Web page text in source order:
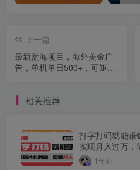
上一篇
最新蓝海项目，海外美金广
告，单机单日500+，可矩阵
相关推荐
打字打码就能赚
实现月入过万，
1年前